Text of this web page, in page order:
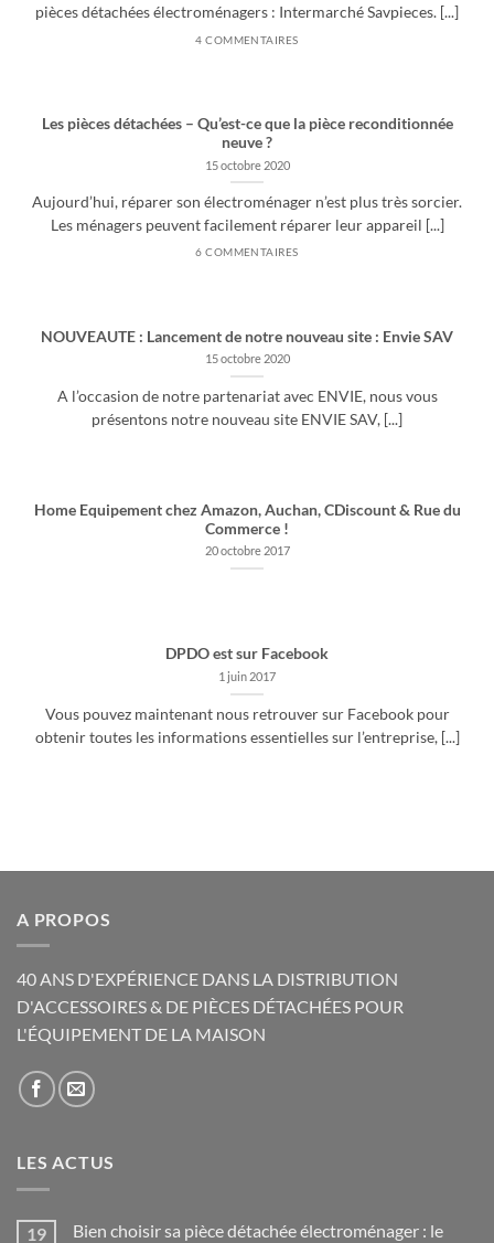
pièces détachées électroménagers : Intermarché Savpieces. [...]
4 COMMENTAIRES
Les pièces détachées – Qu’est-ce que la pièce reconditionnée
neuve ?
15 octobre 2020
Aujourd’hui, réparer son électroménager n’est plus très sorcier.
Les ménagers peuvent facilement réparer leur appareil [...]
6 COMMENTAIRES
NOUVEAUTE : Lancement de notre nouveau site : Envie SAV
15 octobre 2020
A l’occasion de notre partenariat avec ENVIE, nous vous
présentons notre nouveau site ENVIE SAV, [...]
Home Equipement chez Amazon, Auchan, CDiscount & Rue du
Commerce !
20 octobre 2017
DPDO est sur Facebook
1 juin 2017
Vous pouvez maintenant nous retrouver sur Facebook pour
obtenir toutes les informations essentielles sur l’entreprise, [...]
A PROPOS
40 ANS D'EXPÉRIENCE DANS LA DISTRIBUTION
D'ACCESSOIRES & DE PIÈCES DÉTACHÉES POUR
L'ÉQUIPEMENT DE LA MAISON
LES ACTUS
19
Bien choisir sa pièce détachée électroménager : le